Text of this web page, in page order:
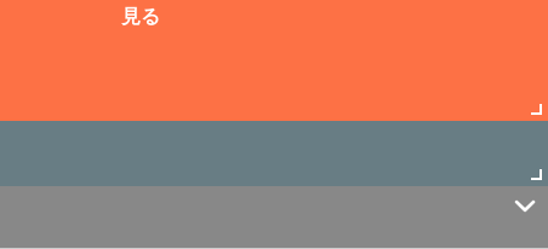
見る
